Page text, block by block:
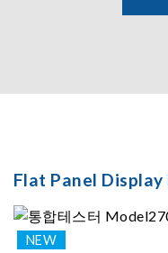
Flat Panel Display